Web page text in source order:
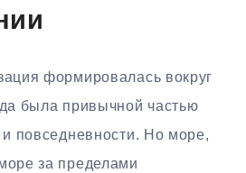
формировалась вокруг
была привычной частью
и повседневности. Но море,
за пределами